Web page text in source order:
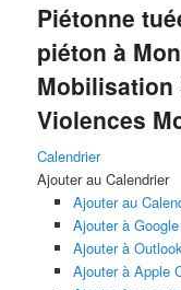
Piétonne
piéton à
Mobilisation
Violences
Calendrier
Ajouter au Calendrier
Ajouter au
Ajouter à Google
Ajouter à Outlook
Ajouter à Apple